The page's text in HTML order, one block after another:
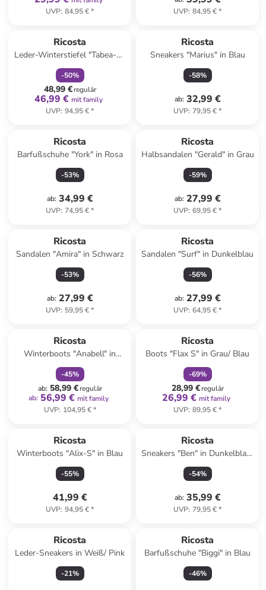
UVP: 84,95 €* UVP: 84,95 €*
Ricosta
Leder-Winterstiefel "Tabea-S"
in Lila
-50%
48,99 €regulär
46,99 € mit family
UVP: 94,95 €*
Ricosta
Sneakers "Marius" in Blau
-58%
ab: 32,99 €
UVP: 79,95 €*
Ricosta
Barfußschuhe "York" in Rosa
-53%
ab: 34,99 €
UVP: 74,95 €*
Ricosta
Halbsandalen "Gerald" in Grau
-59%
ab: 27,99 €
UVP: 69,95 €*
Ricosta
Sandalen "Amira" in Schwarz
-53%
ab: 27,99 €
UVP: 59,95 €*
Ricosta
Sandalen "Surf" in Dunkelblau
-56%
ab: 27,99 €
UVP: 64,95 €*
Ricosta
Winterboots "Anabell" in
Pflaume
-45%
ab: 58,99 €regulär
ab: 56,99 € mit family
UVP: 104,95 €*
Ricosta
Boots "Flax S" in Grau/ Blau
-69%
28,99 €regulär
26,99 € mit family
UVP: 89,95 €*
Ricosta
Winterboots "Alix-S" in Blau
-55%
41,99 €
UVP: 94,95 €*
Ricosta
Sneakers "Ben" in Dunkelblau/
Neongrün
-54%
ab: 35,99 €
UVP: 79,95 €*
Ricosta
Leder-Sneakers in Weiß/ Pink
-21%
Ricosta
Barfußschuhe "Biggi" in Blau
-46%